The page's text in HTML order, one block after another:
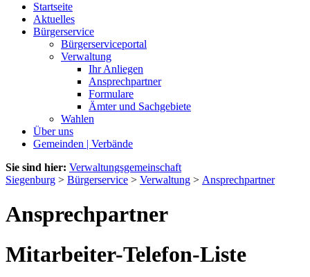
Startseite
Aktuelles
Bürgerservice
Bürgerserviceportal
Verwaltung
Ihr Anliegen
Ansprechpartner
Formulare
Ämter und Sachgebiete
Wahlen
Über uns
Gemeinden | Verbände
Sie sind hier: Verwaltungsgemeinschaft
Siegenburg > Bürgerservice > Verwaltung > Ansprechpartner
Ansprechpartner
Mitarbeiter-Telefon-Liste